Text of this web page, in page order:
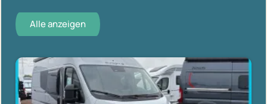
Alle anzeigen